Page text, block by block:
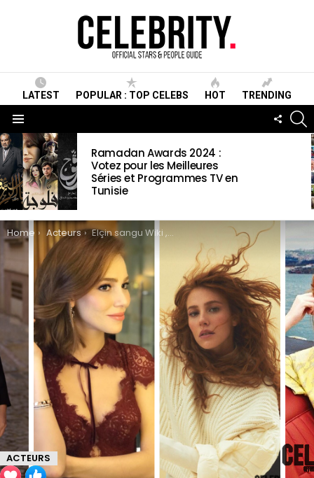
LATEST POPULAR : TOP CELEBS HOT TRENDING
LATEST
STORIES
Ramadan Awards 2024 :
Votez pour les Meilleures
Séries et Programmes TV en
Tunisie
You are here:
Home Acteurs Elçin sangu Wiki , Biographie, Age, Taille, Mariage, Contact & Informations
ACTEURS